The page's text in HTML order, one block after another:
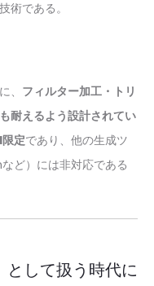
技術である。
、 フィルター加工・トリ
耐えるよう設計されてい
定であり、他の生成ツ
ど）には非対応である
して扱う時代に